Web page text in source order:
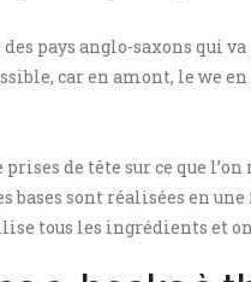
des pays anglo-saxons qui
car en amont, le we en
de tête sur ce que l’on
bases sont réalisées en
tous les ingrédients et